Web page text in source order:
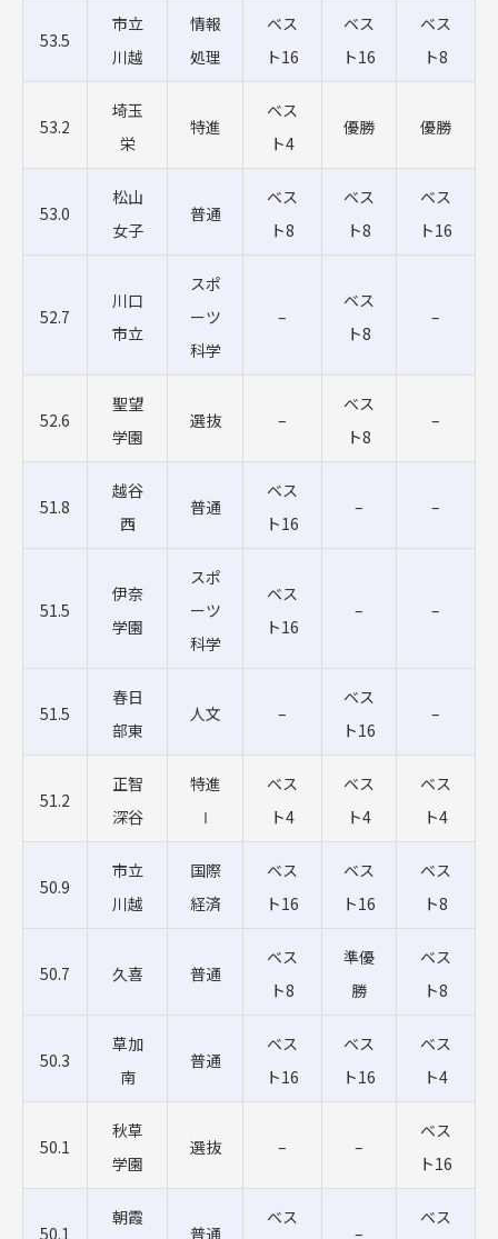
53.5
市立
川越
情報
処理
ベス
ト16
ベス
ト16
ベス
ト8
53.2
埼玉
栄
特進
ベス
ト4
優勝 優勝
53.0
松山
女子
普通
ベス
ト8
ベス
ト8
ベス
ト16
52.7
川口
市立
スポ
ーツ
科学
–
ベス
ト8
–
52.6
聖望
学園
選抜 –
ベス
ト8
–
51.8
越谷
西
普通
ベス
ト16
– –
51.5
伊奈
学園
スポ
ーツ
科学
ベス
ト16
– –
51.5
春日
部東
人文 –
ベス
ト16
–
51.2
正智
深谷
特進
Ⅰ
ベス
ト4
ベス
ト4
ベス
ト4
50.9
市立
川越
国際
経済
ベス
ト16
ベス
ト16
ベス
ト8
50.7 久喜 普通
ベス
ト8
準優
勝
ベス
ト8
50.3
草加
南
普通
ベス
ト16
ベス
ト16
ベス
ト4
50.1
秋草
学園
選抜 – –
ベス
ト16
50.1
朝霞
普通
ベス
–
ベス